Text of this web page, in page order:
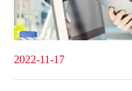
2022-11-17